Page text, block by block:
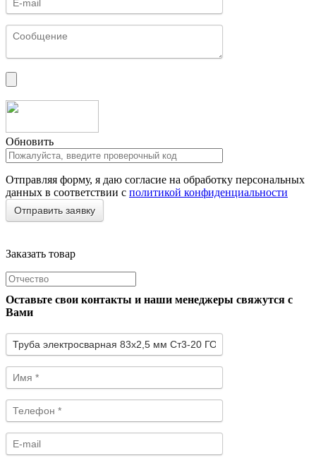
Обновить
Отправляя форму, я даю согласие на обработку персональных
данных в соответствии с политикой конфиденциальности
Заказать товар
Оставьте свои контакты и наши менеджеры свяжутся с
Вами